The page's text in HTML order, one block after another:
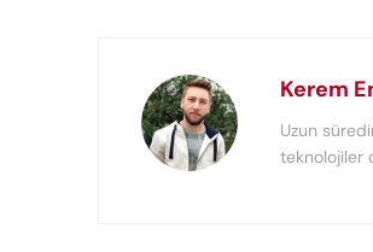
Kerem
Uzun
teknolojiler